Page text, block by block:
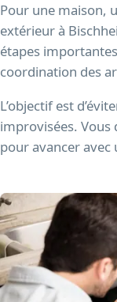
Pour une maison,
extérieur à
étapes
coordination des
L’objectif est
improvisées. Vous
pour avancer avec